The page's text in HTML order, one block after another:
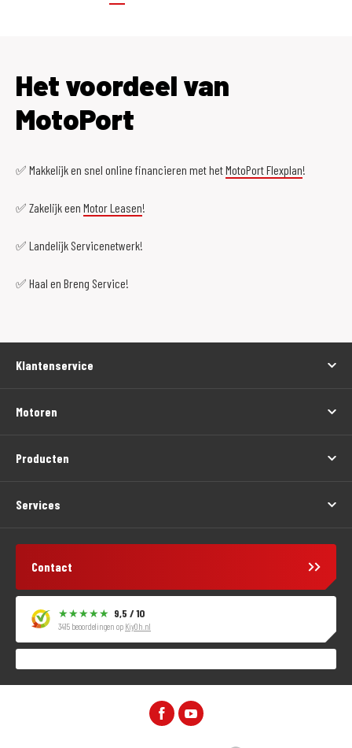
Het voordeel van
MotoPort
✅ Makkelijk en snel online financieren met hetMotoPort Flexplan!
✅ Zakelijk een Motor Leasen!
✅ Landelijk Servicenetwerk!
✅ Haal en Breng Service!
Klantenservice
Motoren
Producten
Services
Contact
9,5 / 10
3415 beoordelingen op KiyOh.nl